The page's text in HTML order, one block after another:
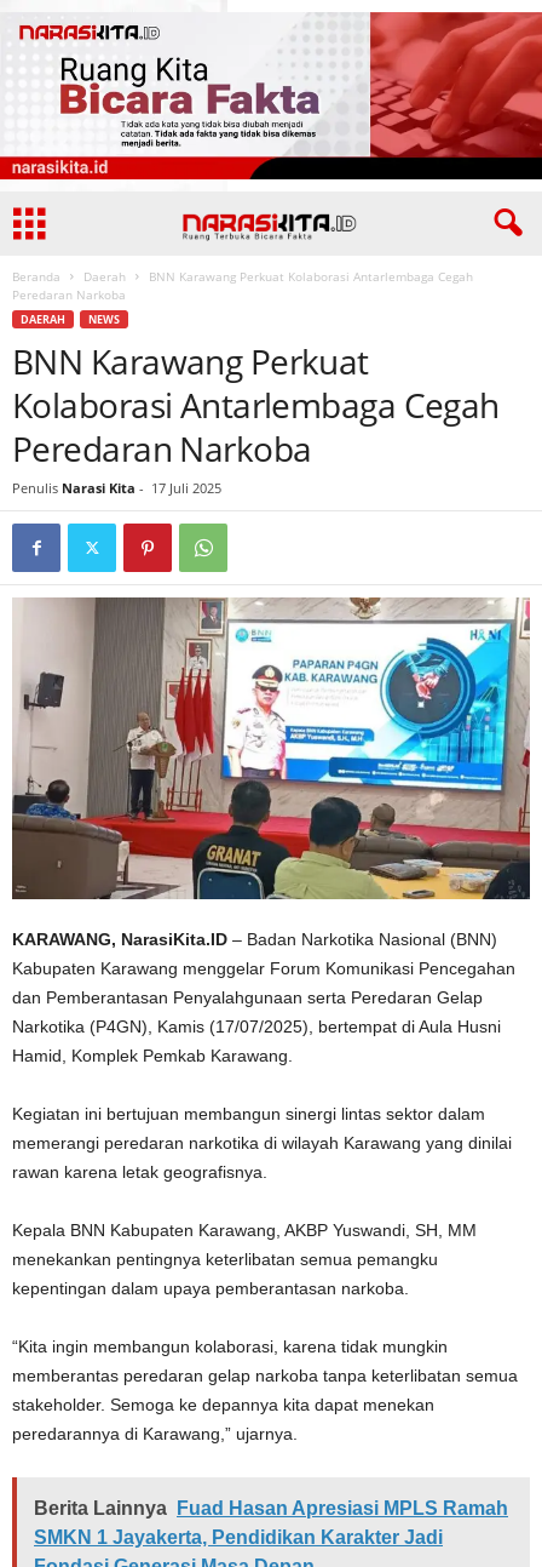
Beranda Daerah
BNN Karawang Perkuat Kolaborasi Antarlembaga Cegah
Peredaran Narkoba
DAERAH NEWS
BNN Karawang Perkuat
Kolaborasi Antarlembaga Cegah
Peredaran Narkoba
Penulis Narasi Kita - 17 Juli 2025
KARAWANG, NarasiKita.ID – Badan Narkotika Nasional (BNN)
Kabupaten Karawang menggelar Forum Komunikasi Pencegahan
dan Pemberantasan Penyalahgunaan serta Peredaran Gelap
Narkotika (P4GN), Kamis (17/07/2025), bertempat di Aula Husni
Hamid, Komplek Pemkab Karawang.
Kegiatan ini bertujuan membangun sinergi lintas sektor dalam
memerangi peredaran narkotika di wilayah Karawang yang dinilai
rawan karena letak geografisnya.
Kepala BNN Kabupaten Karawang, AKBP Yuswandi, SH, MM
menekankan pentingnya keterlibatan semua pemangku
kepentingan dalam upaya pemberantasan narkoba.
“Kita ingin membangun kolaborasi, karena tidak mungkin
memberantas peredaran gelap narkoba tanpa keterlibatan semua
stakeholder. Semoga ke depannya kita dapat menekan
peredarannya di Karawang,” ujarnya.
Berita Lainnya
Fuad Hasan Apresiasi MPLS Ramah
SMKN 1 Jayakerta, Pendidikan Karakter Jadi